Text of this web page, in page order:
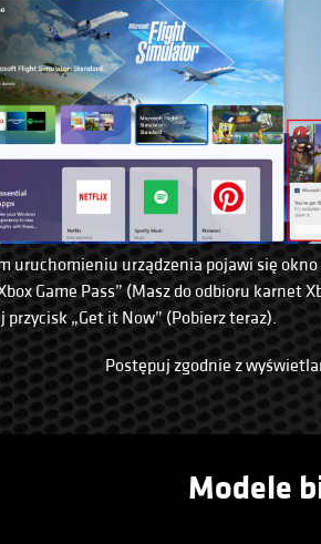
uruchomieniu urządzenia pojawi się okno
Game Pass” (Masz do odbioru karnet
przycisk „Get it Now” (Pobierz teraz).
Postępuj zgodnie z
Modele